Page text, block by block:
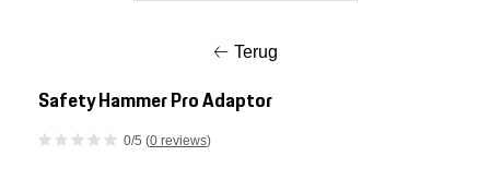
Nieuw
Terug
Safety Hammer Pro Adaptor
0/5 (0 reviews)